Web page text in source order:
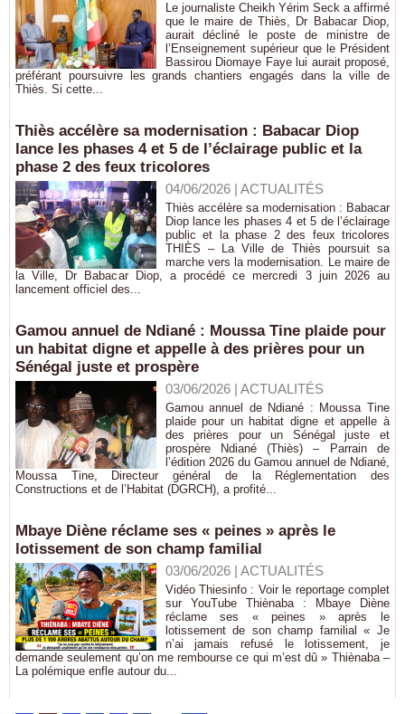
Le journaliste Cheikh Yérim Seck a affirmé
que le maire de Thiès, Dr Babacar Diop,
aurait décliné le poste de ministre de
l’Enseignement supérieur que le Président
Bassirou Diomaye Faye lui aurait proposé,
préférant poursuivre les grands chantiers engagés dans la ville de
Thiès. Si cette...
Thiès accélère sa modernisation : Babacar Diop
lance les phases 4 et 5 de l’éclairage public et la
phase 2 des feux tricolores
04/06/2026| ACTUALITÉS
Thiès accélère sa modernisation : Babacar
Diop lance les phases 4 et 5 de l’éclairage
public et la phase 2 des feux tricolores
THIÈS – La Ville de Thiès poursuit sa
marche vers la modernisation. Le maire de
la Ville, Dr Babacar Diop, a procédé ce mercredi 3 juin 2026 au
lancement officiel des...
Gamou annuel de Ndiané : Moussa Tine plaide pour
un habitat digne et appelle à des prières pour un
Sénégal juste et prospère
03/06/2026| ACTUALITÉS
Gamou annuel de Ndiané : Moussa Tine
plaide pour un habitat digne et appelle à
des prières pour un Sénégal juste et
prospère Ndiané (Thiès) – Parrain de
l’édition 2026 du Gamou annuel de Ndiané,
Moussa Tine, Directeur général de la Réglementation des
Constructions et de l’Habitat (DGRCH), a profité...
Mbaye Diène réclame ses « peines » après le
lotissement de son champ familial
03/06/2026| ACTUALITÉS
Vidéo Thiesinfo : Voir le reportage complet
sur YouTube Thiènaba : Mbaye Diène
réclame ses « peines » après le
lotissement de son champ familial « Je
n’ai jamais refusé le lotissement, je
demande seulement qu’on me rembourse ce qui m’est dû » Thiènaba –
La polémique enfle autour du...